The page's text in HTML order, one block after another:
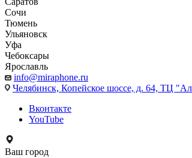
Сочи
Тюмень
Ульяновск
Уфа
Чебоксары
Ярославль
info@miraphone.ru
Челябинск, Копейское шоссе, д. 64, ТЦ
Вконтакте
YouTube
Ваш город